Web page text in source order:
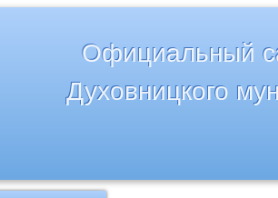
Официальный
Духовницкого